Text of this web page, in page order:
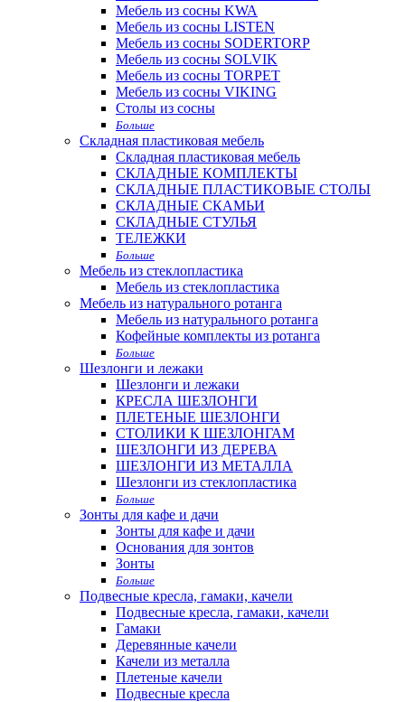
Мебель из сосны KWA
Мебель из сосны LISTEN
Мебель из сосны SODERTORP
Мебель из сосны SOLVIK
Мебель из сосны TORPET
Мебель из сосны VIKING
Столы из сосны
Больше
Складная пластиковая мебель
Складная пластиковая мебель
СКЛАДНЫЕ КОМПЛЕКТЫ
СКЛАДНЫЕ ПЛАСТИКОВЫЕ СТОЛЫ
СКЛАДНЫЕ СКАМЬИ
СКЛАДНЫЕ СТУЛЬЯ
ТЕЛЕЖКИ
Больше
Мебель из стеклопластика
Мебель из стеклопластика
Мебель из натурального ротанга
Мебель из натурального ротанга
Кофейные комплекты из ротанга
Больше
Шезлонги и лежаки
Шезлонги и лежаки
КРЕСЛА ШЕЗЛОНГИ
ПЛЕТЕНЫЕ ШЕЗЛОНГИ
СТОЛИКИ К ШЕЗЛОНГАМ
ШЕЗЛОНГИ ИЗ ДЕРЕВА
ШЕЗЛОНГИ ИЗ МЕТАЛЛА
Шезлонги из стеклопластика
Больше
Зонты для кафе и дачи
Зонты для кафе и дачи
Основания для зонтов
Зонты
Больше
Подвесные кресла, гамаки, качели
Подвесные кресла, гамаки, качели
Гамаки
Деревянные качели
Качели из металла
Плетеные качели
Подвесные кресла